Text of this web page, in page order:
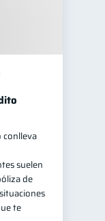
conlleva
suelen
de
te